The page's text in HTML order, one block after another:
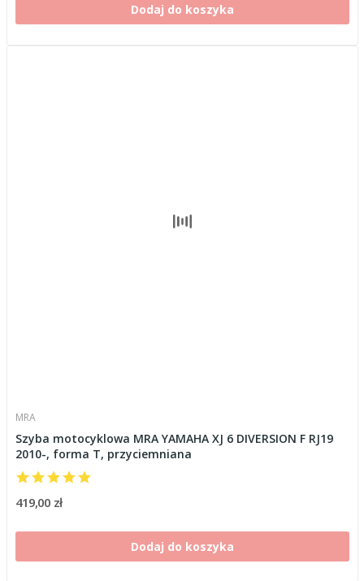
Dodaj do koszyka
MRA
Szyba motocyklowa MRA YAMAHA XJ 6 DIVERSION F RJ19
2010-, forma T, przyciemniana
419,00 zł
Dodaj do koszyka